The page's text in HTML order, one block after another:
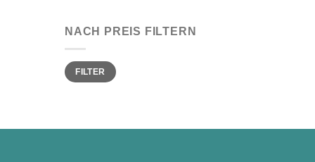
NACH PREIS FILTERN
Min.
Preis
Max.
PreisFILTER